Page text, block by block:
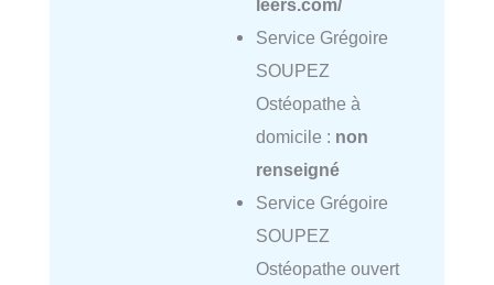
leers.com/
Service Grégoire
SOUPEZ
Ostéopathe à
domicile : non
renseigné
Service Grégoire
SOUPEZ
Ostéopathe ouvert